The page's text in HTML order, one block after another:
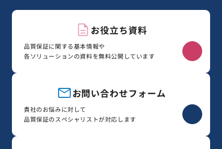
お役立ち資料
品質保証に関する基本情報や
各ソリューションの資料を無料公開しています
お問い合わせフォーム
貴社のお悩みに対して
品質保証のスペシャリストが対応します